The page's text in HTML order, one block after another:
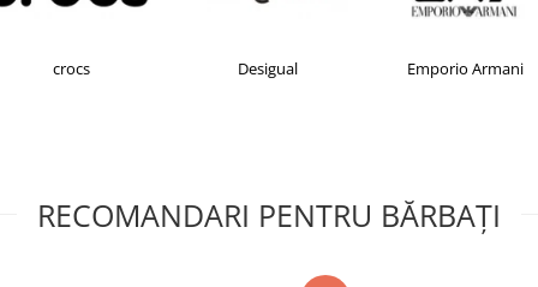
crocs Desigual Emporio Armani
RECOMANDARI PENTRU BĂRBAŢI